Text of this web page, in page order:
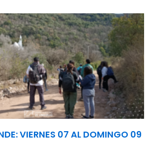
VIERNES 07 AL DOMINGO 09